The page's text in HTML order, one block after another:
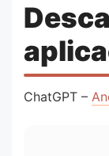
ChatGPT –